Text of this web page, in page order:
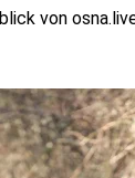
von